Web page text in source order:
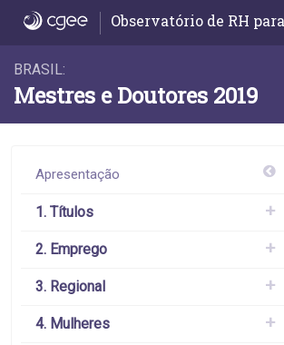
5.1 Mestres profissionais -
Observatório de RH
BRASIL:
Mestres e Doutores 2019
Apresentação
1. Títulos
2. Emprego
3. Regional
4. Mulheres